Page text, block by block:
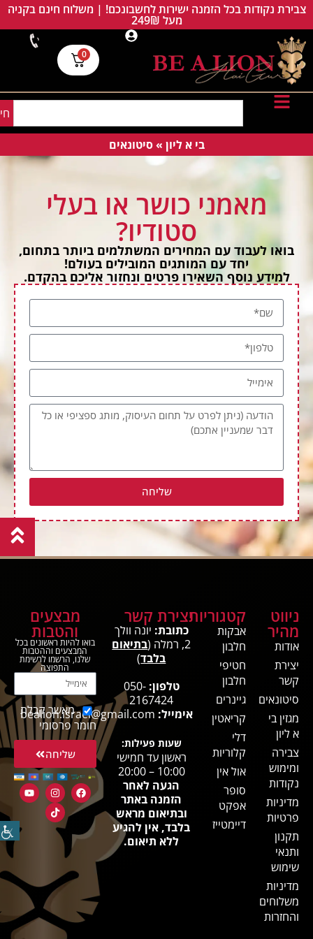
צבירת נקודות בכל הזמנה ישירות לחשבונכם! | משלוח חינם בקניה
מעל 249₪
0
בי א ליון »סיטונאים
מאמני כושר או בעלי
סטודיו?
בואו לעבוד עם המחירים המשתלמים ביותר בתחום,
יחד עם המותגים המובילים בעולם!
למידע נוסף השאירו פרטים ונחזור אליכם בהקדם.
שליחה
ניווט
מהיר
אודות
יצירת
קשר
סיטונאים
מגזין בי
א ליון
צבירה
ומימוש
נקודות
מדיניות
פרטיות
תקנון
ותנאי
שימוש
מדיניות
משלוחים
והחזרות
קטגוריות
אבקות
חלבון
חטיפי
חלבון
גיינרים
קריאטין
דלי
קלוריות
אול אין
סופר
אפקט
דיימטייז
יצירת קשר
כתובת: יונה וולך
2, רמלה (
בתיאום
בלבד)
טלפון: 050-
2167424
אימייל: bealion.israel@gmail.com
שעות פעילות:
ראשון עד חמישי
10:00 – 20:00
הגעה לאחר
הזמנה באתר
ובתיאום מראש
בלבד, אין להגיע
ללא תיאום.
מבצעים
והטבות
בואו להיות ראשונים בכל
המבצעים וההטבות
שלנו, הרשמו לרשימת
התפוצה
מאשר קבלת
חומר פרסומי
שליחה